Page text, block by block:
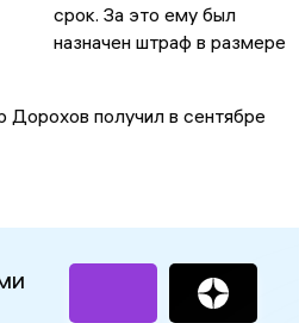
срок. За это ему был
назначен штраф в размере
Дорохов получил в сентябре